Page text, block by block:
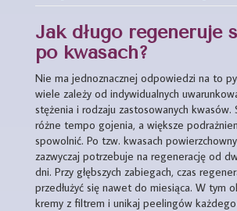
Jak długo regeneruje
po kwasach?
Nie ma jednoznacznej odpowiedzi na to
wiele zależy od indywidualnych
stężenia i rodzaju zastosowanych kwasów.
różne tempo gojenia, a większe
spowolnić. Po tzw. kwasach
zazwyczaj potrzebuje na regenerację od
dni. Przy głębszych zabiegach, czas
przedłużyć się nawet do miesiąca. W tym
kremy z filtrem i unikaj peelingów